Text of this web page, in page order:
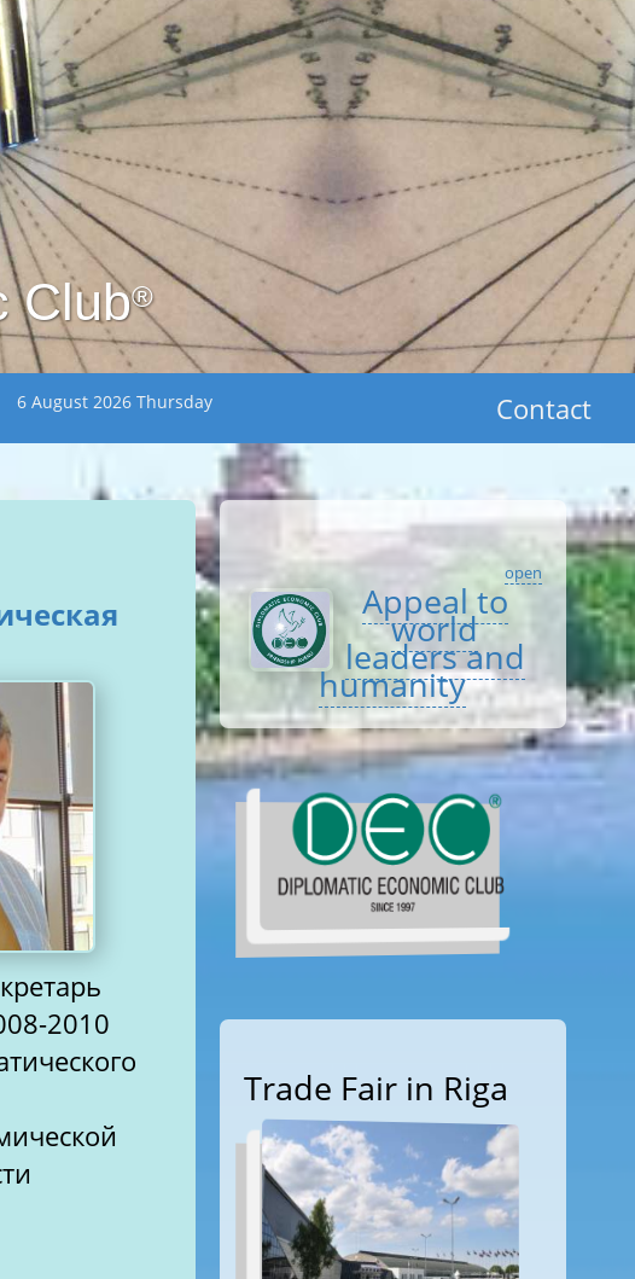
Club®
6 August 2026 Thursday Contact
open
Appeal to
world
leaders and
humanity
Trade Fair in Riga